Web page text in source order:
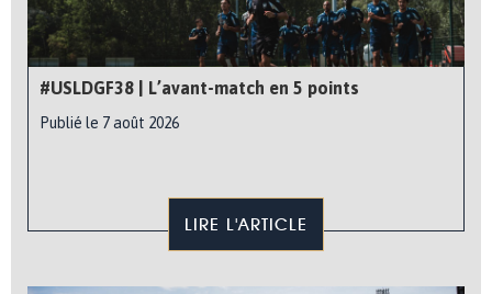
#USLDGF38 | L’avant-match en 5 points
Publié le 7 août 2026
LIRE L'ARTICLE